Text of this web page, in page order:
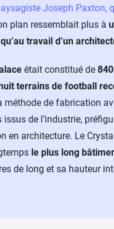
Joseph Paxton,
plan ressemblait plus à
travail d’un
était constitué de
terrains de football
méthode de fabrication
de l’industrie,
en architecture. Le
le plus long
de long et sa hauteur